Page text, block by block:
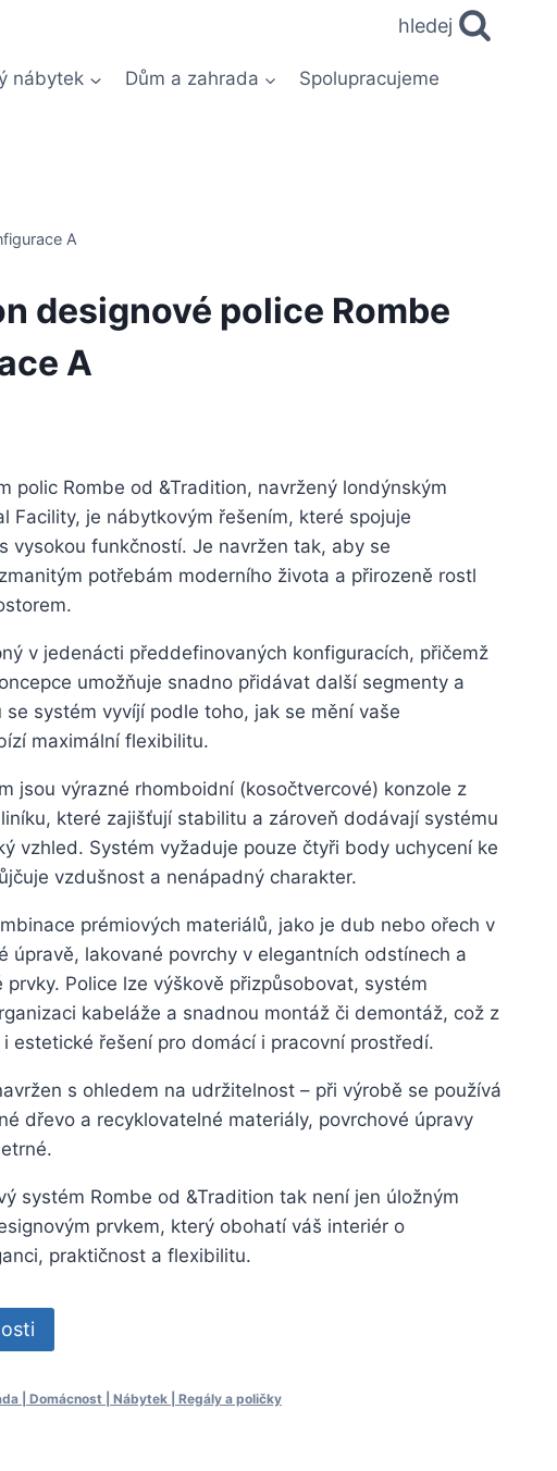
hledej
nábytek Dům a zahrada Spolupracujeme
A
designové police Rombe
A
polic Rombe od &Tradition, navržený londýnským
Facility, je nábytkovým řešením, které spojuje
vysokou funkčností. Je navržen tak, aby se
potřebám moderního života a přirozeně rostl
v jedenácti předdefinovaných konfiguracích, přičemž
umožňuje snadno přidávat další segmenty a
se systém vyvíjí podle toho, jak se mění vaše
maximální flexibilitu.
jsou výrazné rhomboidní (kosočtvercové) konzole z
které zajišťují stabilitu a zároveň dodávají systému
vzhled. Systém vyžaduje pouze čtyři body uchycení ke
vzdušnost a nenápadný charakter.
prémiových materiálů, jako je dub nebo ořech v
úpravě, lakované povrchy v elegantních odstínech a
prvky. Police lze výškově přizpůsobovat, systém
kabeláže a snadnou montáž či demontáž, což z
estetické řešení pro domácí i pracovní prostředí.
s ohledem na udržitelnost – při výrobě se používá
dřevo a recyklovatelné materiály, povrchové úpravy
systém Rombe od &Tradition tak není jen úložným
prvkem, který obohatí váš interiér o
praktičnost a flexibilitu.
| Domácnost | Nábytek | Regály a poličky